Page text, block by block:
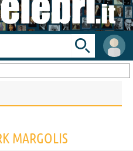
User
area
Toggle
search
bar
MARGOLIS